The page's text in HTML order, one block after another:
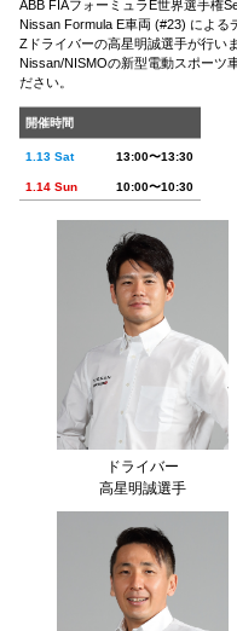
ABB FIAフォーミュラE世界選手権
Nissan Formula E車両 (#23) による
Zドライバーの高星明誠選手が行い
Nissan/NISMOの新型電動スポーツ
ださい。
開催時間
1.13 Sat 13:00〜13:30
1.14 Sun 10:00〜10:30
ドライバー
高星明誠選手